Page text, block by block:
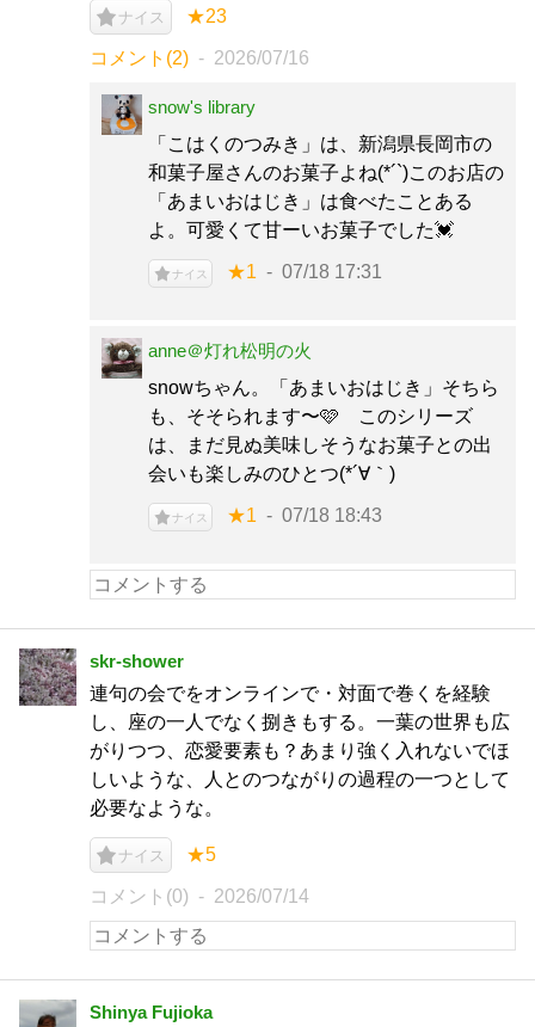
ナイス ★23
コメント(2) 2026/07/16
snow's library
「こはくのつみき」は、新潟県長岡市の
和菓子屋さんのお菓子よね(*´`)このお店の
「あまいおはじき」は食べたことある
よ。可愛くて甘ーいお菓子でした💓
ナイス ★1 07/18 17:31
anne＠灯れ松明の火
snowちゃん。「あまいおはじき」そちら
も、そそられます〜🩷 このシリーズ
は、まだ見ぬ美味しそうなお菓子との出
会いも楽しみのひとつ(*´∀｀)
ナイス ★1 07/18 18:43
skr-shower
連句の会でをオンラインで・対面で巻くを経験
し、座の一人でなく捌きもする。一葉の世界も広
がりつつ、恋愛要素も？あまり強く入れないでほ
しいような、人とのつながりの過程の一つとして
必要なような。
ナイス ★5
コメント(0) 2026/07/14
Shinya Fujioka